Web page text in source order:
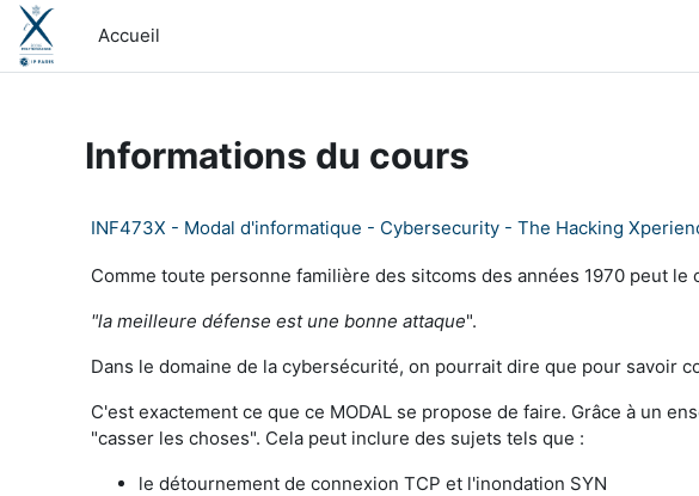
Passer au contenu principal
Accueil
Informations du cours
INF473X - Modal d'informatique - Cybersecurity - The Hacking
Comme toute personne familière des sitcoms des années 1970 peut
"la meilleure défense est une bonne attaque".
Dans le domaine de la cybersécurité, on pourrait dire que pour savoir
C'est exactement ce que ce MODAL se propose de faire. Grâce à un
"casser les choses". Cela peut inclure des sujets tels que :
le détournement de connexion TCP et l'inondation SYN